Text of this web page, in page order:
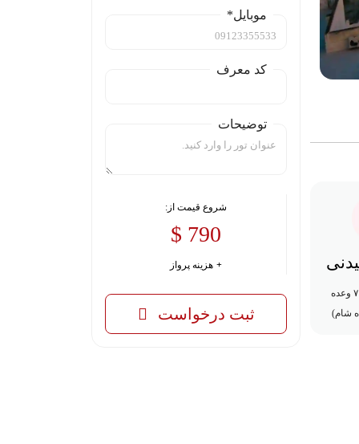
۱۲ وعده غذایی( ۷ وعده
موبایل*
کد معرف
توضیحات
شروع قیمت از:
790 $
هزینه پرواز
ثبت درخواست